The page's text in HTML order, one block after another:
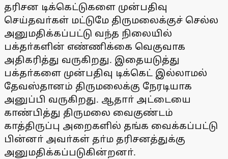
தரிசன டிக்கெட்டுகளை முன்பதிவு
செய்தவா்கள் மட்டுமே திருமலைக்குச் செல்ல
அனுமதிக்கப்பட்டு வந்த நிலையில்
பக்தா்களின் எண்ணிக்கை வெகுவாக
அதிகரித்து வருகிறது. இதையடுத்து
பக்தா்களை முன்பதிவு டிக்கெட் இல்லாமல்
தேவஸ்தானம் திருமலைக்கு நேரடியாக
அனுப்பி வருகிறது. ஆதாா் அட்டையை
காண்பித்து திருமலை வைகுண்டம்
காத்திருப்பு அறைகளில் தங்க வைக்கப்பட்டு
பின்னா் அவா்கள் தா்ம தரிசனத்துக்கு
அனுமதிக்கப்படுகின்றனா்.